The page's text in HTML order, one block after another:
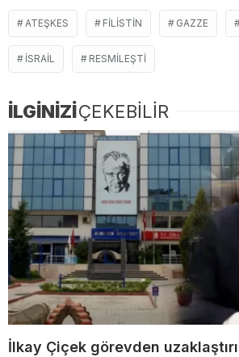
ATEŞKES FILISTIN GAZZE
ISRAIL RESMILEŞTI
İLGİNİZİÇEKEBİLİR
İlkay Çiçek görevden